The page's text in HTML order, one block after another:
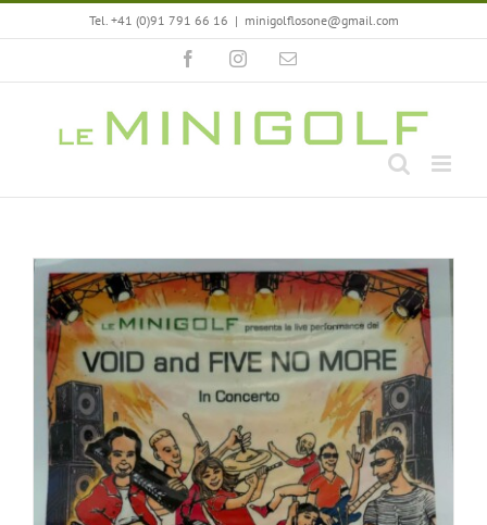
Salta
Tel. +41 (0)91 791 66 16 | minigolflosone@gmail.com
FacebookInstagramEmail